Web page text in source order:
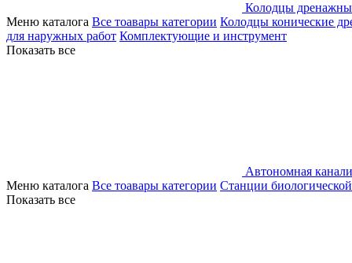
Колодцы
Меню каталога Все тоавары категории Колодцы конические
для наружных работ Комплектующие и инструмент
Показать все
Автономная
Меню каталога Все тоавары категории Станции
Показать все